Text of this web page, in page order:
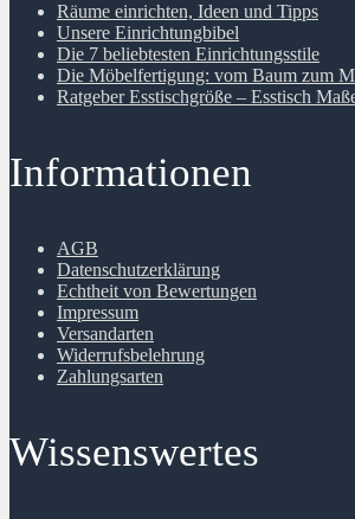
Räume einrichten, Ideen und Tipps
Unsere Einrichtungbibel
Die 7 beliebtesten Einrichtungsstile
Die Möbelfertigung: vom Baum zum
Ratgeber Esstischgröße – Esstisch
Informationen
AGB
Datenschutzerklärung
Echtheit von Bewertungen
Impressum
Versandarten
Widerrufsbelehrung
Zahlungsarten
Wissenswertes